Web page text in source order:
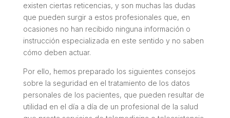
existen ciertas reticencias, y son muchas las dudas
que pueden surgir a estos profesionales que, en
ocasiones no han recibido ninguna información o
instrucción especializada en este sentido y no saben
cómo deben actuar.
Por ello, hemos preparado los siguientes consejos
sobre la seguridad en el tratamiento de los datos
personales de los pacientes, que pueden resultar de
utilidad en el día a día de un profesional de la salud